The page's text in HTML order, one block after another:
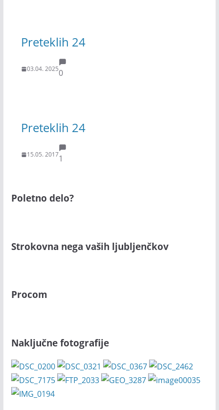
Preteklih 24
03.04. 20250
Preteklih 24
15.05. 20171
Poletno delo?
Strokovna nega vaših ljubljenčkov
Procom
Naključne fotografije